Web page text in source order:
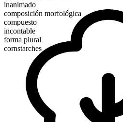
inanimado
composición morfológica
compuesto
incontable
forma plural
cornstarches